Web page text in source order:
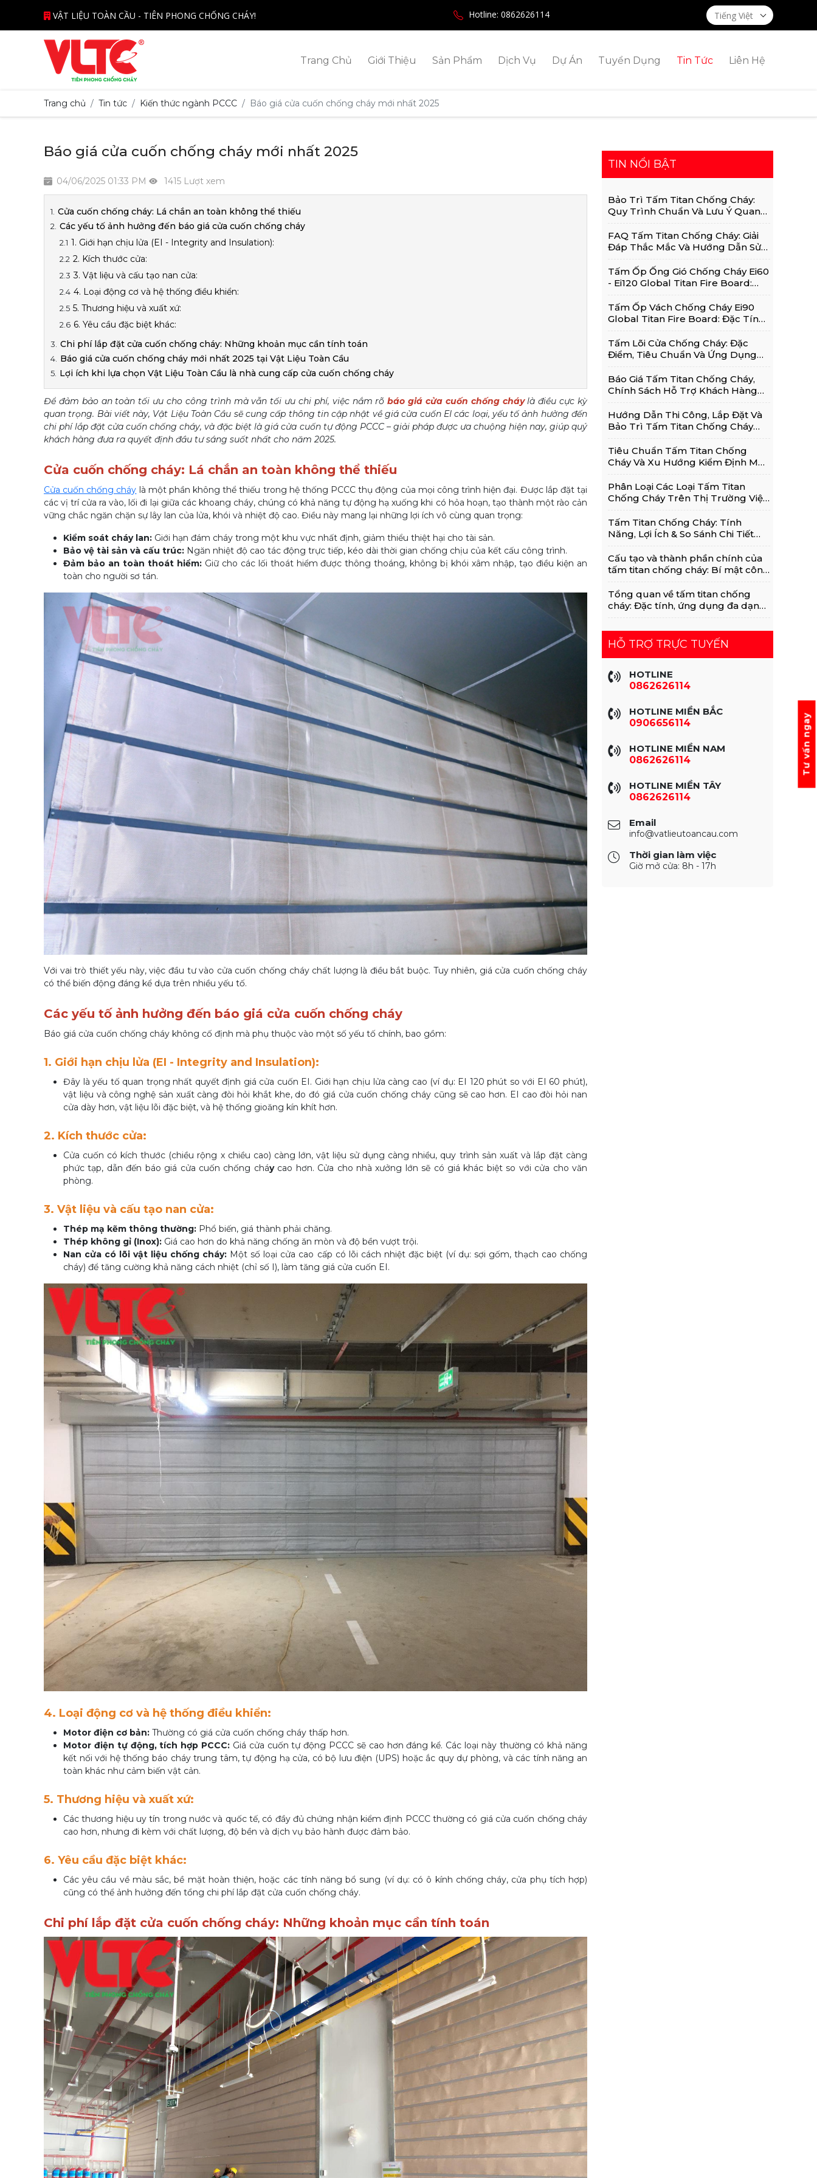
VẬT LIỆU TOÀN CẦU - TIÊN PHONG CHỐNG CHÁY! Hotline: 0862626114 Tiếng Việt
Trang Chủ Giới Thiệu Sản Phẩm Dịch Vụ Dự Án Tuyển Dụng Tin Tức Liên Hệ
Trang chủ Tin tức Kiến thức ngành PCCC Báo giá cửa cuốn chống cháy mới nhất 2025
Báo giá cửa cuốn chống cháy mới nhất 2025
04/06/2025 01:33 PM 1415 Lượt xem
Cửa cuốn chống cháy: Lá chắn an toàn không thể thiếu
Các yếu tố ảnh hưởng đến báo giá cửa cuốn chống cháy
1. Giới hạn chịu lửa (EI - Integrity and Insulation):
2. Kích thước cửa:
3. Vật liệu và cấu tạo nan cửa:
4. Loại động cơ và hệ thống điều khiển:
5. Thương hiệu và xuất xứ:
6. Yêu cầu đặc biệt khác:
Chi phí lắp đặt cửa cuốn chống cháy: Những khoản mục cần tính toán
Báo giá cửa cuốn chống cháy mới nhất 2025 tại Vật Liệu Toàn Cầu
Lợi ích khi lựa chọn Vật Liệu Toàn Cầu là nhà cung cấp cửa cuốn chống cháy
Để đảm bảo an toàn tối ưu cho công trình mà vẫn tối ưu chi phí, việc nắm rõbáo giá cửa cuốn chống cháylà điều cực kỳ
quan trọng. Bài viết này, Vật Liệu Toàn Cầu sẽ cung cấp thông tin cập nhật về giá cửa cuốn EI các loại, yếu tố ảnh hưởng đến
chi phí lắp đặt cửa cuốn chống cháy, và đặc biệt là giá cửa cuốn tự động PCCC – giải pháp được ưa chuộng hiện nay, giúp quý
khách hàng đưa ra quyết định đầu tư sáng suốt nhất cho năm 2025.
Cửa cuốn chống cháy: Lá chắn an toàn không thể thiếu
Cửa cuốn chống cháy là một phần không thể thiếu trong hệ thống PCCC thụ động của mọi công trình hiện đại. Được lắp đặt tại
các vị trí cửa ra vào, lối đi lại giữa các khoang cháy, chúng có khả năng tự động hạ xuống khi có hỏa hoạn, tạo thành một rào cản
vững chắc ngăn chặn sự lây lan của lửa, khói và nhiệt độ cao. Điều này mang lại những lợi ích vô cùng quan trọng:
Kiểm soát cháy lan: Giới hạn đám cháy trong một khu vực nhất định, giảm thiểu thiệt hại cho tài sản.
Bảo vệ tài sản và cấu trúc: Ngăn nhiệt độ cao tác động trực tiếp, kéo dài thời gian chống chịu của kết cấu công trình.
Đảm bảo an toàn thoát hiểm:Giữ cho các lối thoát hiểm được thông thoáng, không bị khói xâm nhập, tạo điều kiện an
toàn cho người sơ tán.
Với vai trò thiết yếu này, việc đầu tư vào cửa cuốn chống cháy chất lượng là điều bắt buộc. Tuy nhiên, giá cửa cuốn chống cháy
có thể biến động đáng kể dựa trên nhiều yếu tố.
Các yếu tố ảnh hưởng đến báo giá cửa cuốn chống cháy
Báo giá cửa cuốn chống cháy không cố định mà phụ thuộc vào một số yếu tố chính, bao gồm:
1. Giới hạn chịu lửa (EI - Integrity and Insulation):
Đây là yếu tố quan trọng nhất quyết định giá cửa cuốn EI. Giới hạn chịu lửa càng cao (ví dụ: EI 120 phút so với EI 60 phút),
vật liệu và công nghệ sản xuất càng đòi hỏi khắt khe, do đó giá cửa cuốn chống cháy cũng sẽ cao hơn. EI cao đòi hỏi nan
cửa dày hơn, vật liệu lõi đặc biệt, và hệ thống gioăng kín khít hơn.
2. Kích thước cửa:
Cửa cuốn có kích thước (chiều rộng x chiều cao) càng lớn, vật liệu sử dụng càng nhiều, quy trình sản xuất và lắp đặt càng
phức tạp, dẫn đến báo giá cửa cuốn chống cháycao hơn. Cửa cho nhà xưởng lớn sẽ có giá khác biệt so với cửa cho văn
phòng.
3. Vật liệu và cấu tạo nan cửa:
Thép mạ kẽm thông thường: Phổ biến, giá thành phải chăng.
Thép không gỉ (Inox): Giá cao hơn do khả năng chống ăn mòn và độ bền vượt trội.
Nan cửa có lõi vật liệu chống cháy: Một số loại cửa cao cấp có lõi cách nhiệt đặc biệt (ví dụ: sợi gốm, thạch cao chống
cháy) để tăng cường khả năng cách nhiệt (chỉ số I), làm tăng giá cửa cuốn EI.
4. Loại động cơ và hệ thống điều khiển:
Motor điện cơ bản: Thường có giá cửa cuốn chống cháy thấp hơn.
Motor điện tự động, tích hợp PCCC: Giá cửa cuốn tự động PCCC sẽ cao hơn đáng kể. Các loại này thường có khả năng
kết nối với hệ thống báo cháy trung tâm, tự động hạ cửa, có bộ lưu điện (UPS) hoặc ắc quy dự phòng, và các tính năng an
toàn khác như cảm biến vật cản.
5. Thương hiệu và xuất xứ:
Các thương hiệu uy tín trong nước và quốc tế, có đầy đủ chứng nhận kiểm định PCCC thường có giá cửa cuốn chống cháy
cao hơn, nhưng đi kèm với chất lượng, độ bền và dịch vụ bảo hành được đảm bảo.
6. Yêu cầu đặc biệt khác:
Các yêu cầu về màu sắc, bề mặt hoàn thiện, hoặc các tính năng bổ sung (ví dụ: có ô kính chống cháy, cửa phụ tích hợp)
cũng có thể ảnh hưởng đến tổng chi phí lắp đặt cửa cuốn chống cháy.
Chi phí lắp đặt cửa cuốn chống cháy: Những khoản mục cần tính toán
TIN NỔI BẬT
Bảo Trì Tấm Titan Chống Cháy:
Quy Trình Chuẩn Và Lưu Ý Quan
FAQ Tấm Titan Chống Cháy: Giải
Đáp Thắc Mắc Và Hướng Dẫn Sử
Tấm Ốp Ống Gió Chống Cháy Ei60
- Ei120 Global Titan Fire Board:
Tấm Ốp Vách Chống Cháy Ei90
Global Titan Fire Board: Đặc Tính,
Tấm Lõi Cửa Chống Cháy: Đặc
Điểm, Tiêu Chuẩn Và Ứng Dụng
Báo Giá Tấm Titan Chống Cháy,
Chính Sách Hỗ Trợ Khách Hàng
Dụng Hiệu Quả
Hướng Dẫn Thi Công, Lắp Đặt Và
Bảo Trì Tấm Titan Chống Cháy
Tiêu Chuẩn Tấm Titan Chống
Cháy Và Xu Hướng Kiểm Định Mới
Phân Loại Các Loại Tấm Titan
Chống Cháy Trên Thị Trường Việt
Tấm Titan Chống Cháy: Tính
Năng, Lợi Ích & So Sánh Chi Tiết
Cấu tạo và thành phần chính của
tấm titan chống cháy: Bí mật công
Tổng quan về tấm titan chống
cháy: Đặc tính, ứng dụng đa dạng
HỖ TRỢ TRỰC TUYẾN
HOTLINE
0862626114
HOTLINE MIỀN BẮC
0906656114
HOTLINE MIỀN NAM
0862626114
HOTLINE MIỀN TÂY
0862626114
Email
info@vatlieutoancau.com
Thời gian làm việc
Giờ mở cửa: 8h - 17h
Tư vấn ngay